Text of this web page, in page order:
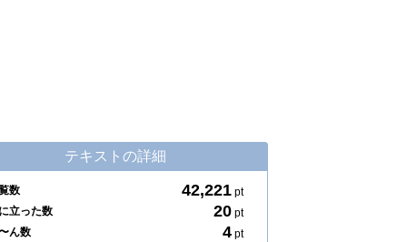
テキストの詳細
数 42,221 pt
立った数
20 pt
ん数
4 pt